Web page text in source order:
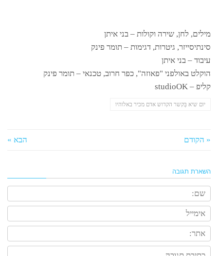
מילים, לחן, שירה וקולות – בני איתן
סינתיסייזר, גיטרות, דגימות – תומר פינק
עיבוד – בני איתן
הוקלט באולפני "פאוזה", כפר חרוב, טכנאי – תומר פינק
קליפ – studioOK
יום שיא בַּקשר הקדוש אדם מכיר באלוהיו
« הקודם הבא »
השארת תגובה